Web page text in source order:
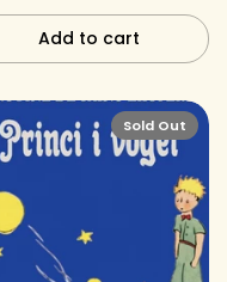
Add to cart
Sold Out